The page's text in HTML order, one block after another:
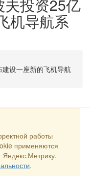
夫投资25亿
机导航系
设一座新的飞机导航
работы
применяются
Яндекс.Метрику.
.
新加坡商业理事会”. E-
罗斯，莫斯科，Malaya